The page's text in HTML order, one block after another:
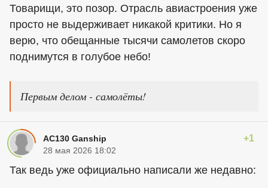
Товарищи, это позор. Отрасль авиастроения уже
просто не выдерживает никакой критики. Но я
верю, что обещанные тысячи самолетов скоро
поднимутся в голубое небо!
Первым делом - самолёты!
AC130 Ganship +1
28 мая 2026 18:02
Так ведь уже официально написали же недавно: